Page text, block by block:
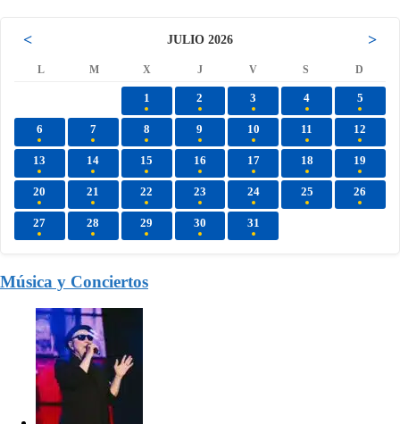
< JULIO 2026 >
L M X J V S D
1 2 3 4 5
6 7 8 9 10 11 12
13 14 15 16 17 18 19
20 21 22 23 24 25 26
27 28 29 30 31
Música y Conciertos